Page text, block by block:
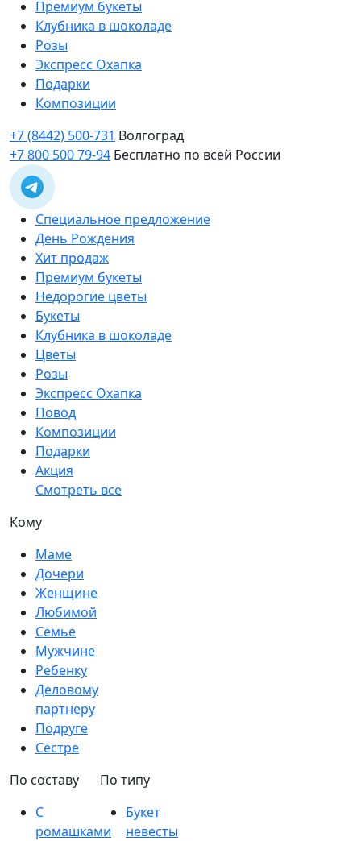
Премиум букеты
Клубника в шоколаде
Розы
Экспресс Охапка
Подарки
Композиции
+7 (8442) 500-731 Волгоград
+7 800 500 79-94 Бесплатно по всей России
Специальное предложение
День Рождения
Хит продаж
Премиум букеты
Недорогие цветы
Букеты
Клубника в шоколаде
Цветы
Розы
Экспресс Охапка
Повод
Композиции
Подарки
Акция
Смотреть все
Кому
Маме
Дочери
Женщине
Любимой
Семье
Мужчине
Ребенку
Деловому
партнеру
Подруге
Сестре
По составу
С
ромашками
По типу
Букет
невесты